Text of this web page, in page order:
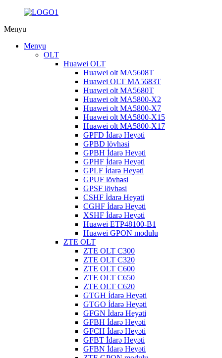
Menyu
Menyu
OLT
Huawei OLT
Huawei olt MA5608T
Huawei OLT MA5683T
Huawei olt MA5680T
Huawei olt MA5800-X2
Huawei olt MA5800-X7
Huawei olt MA5800-X15
Huawei olt MA5800-X17
GPFD İdarə Heyəti
GPBD lövhəsi
GPBH İdarə Heyəti
GPHF İdarə Heyəti
GPLF İdarə Heyəti
GPUF lövhəsi
GPSF lövhəsi
CSHF İdarə Heyəti
CGHF İdarə Heyəti
XSHF İdarə Heyəti
Huawei ETP48100-B1
Huawei GPON modulu
ZTE OLT
ZTE OLT C300
ZTE OLT C320
ZTE OLT C600
ZTE OLT C650
ZTE OLT C620
GTGH İdarə Heyəti
GTGO İdarə Heyəti
GFGN İdarə Heyəti
GFBH İdarə Heyəti
GFCH İdarə Heyəti
GFBT İdarə Heyəti
GFBN İdarə Heyəti